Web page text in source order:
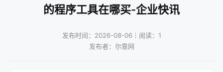
的程序工具在哪买-企业快讯
发布时间：2026-08-06｜阅读：1
发布者：尔靠网